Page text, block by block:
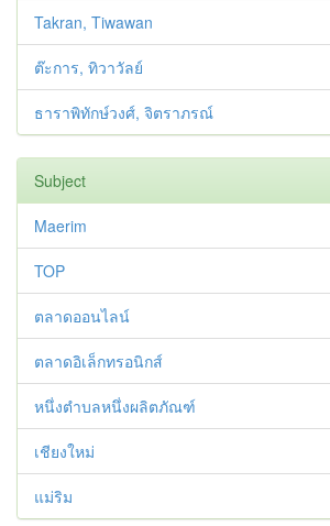
Takran, Tiwawan
ต๊ะการ, ทิวาวัลย์
ธาราพิทักษ์วงศ์, จิตราภรณ์
Subject
Maerim
TOP
ตลาดออนไลน์
ตลาดอิเล็กทรอนิกส์
หนึ่งตำบลหนึ่งผลิตภัณฑ์
เชียงใหม่
แม่ริม